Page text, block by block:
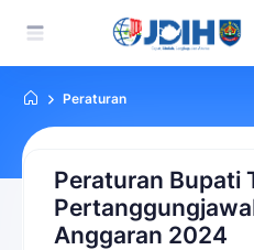
Peraturan
Peraturan Bupati
Anggaran 2024